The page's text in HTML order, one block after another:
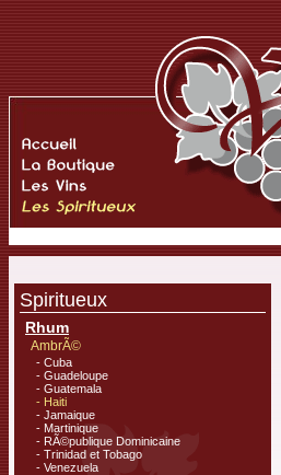
Spiritueux
Rhum
AmbrÃ©
- Cuba
- Guadeloupe
- Guatemala
- Haiti
- Jamaique
- Martinique
- RÃ©publique Dominicaine
- Trinidad et Tobago
- Venezuela